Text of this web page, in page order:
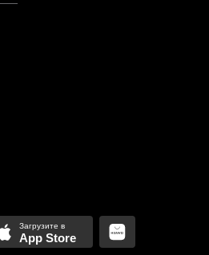
App Store